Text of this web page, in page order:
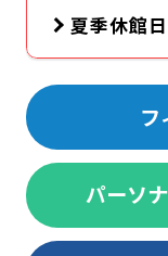
夏季休館
フ
パーソ